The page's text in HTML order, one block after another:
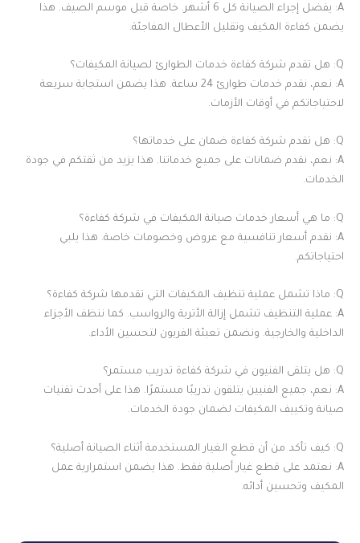
A: يفضل إجراء الصيانة كل 6 أشهر. خاصة قبل موسم الصيف. هذا
يضمن كفاءة المكيف وتقليل الأعطال المفاجئة.
Q: هل تقدم شركة كفاءة خدمات الطوارئ لصيانة المكيفات؟
A: نعم، نقدم خدمات طوارئ 24 ساعة. هذا يضمن استجابة سريعة
لاحتياجاتكم في أوقات الأزمات.
Q: هل تقدم شركة كفاءة ضمان على خدماتها؟
A: نعم، نقدم ضمانات على جميع خدماتنا. هذا يزيد من ثقتكم في جودة
الخدمات.
Q: ما هي أسعار خدمات صيانة المكيفات في شركة كفاءة؟
A: نقدم أسعار تنافسية مع عروض وخصومات خاصة. هذا يلبي
احتياجاتكم.
Q: ماذا تشمل عملية تنظيف المكيفات التي تقدمها شركة كفاءة؟
A: عملية التنظيف تشمل إزالة الأتربة والرواسب. كما ننظف الأجزاء
الداخلية والخارجية. ونضمن تعبئة الفريون لتحسين الأداء.
Q: هل يتلقى الفنيون في شركة كفاءة تدريب مستمر؟
A: نعم، جميع الفنيين يتلقون تدريبًا مستمرًا. هذا على أحدث تقنيات
صيانة وتكييف المكيفات لضمان جودة الخدمات.
Q: كيف تأكد من أن قطع الغيار المستخدمة أثناء الصيانة أصلية؟
A: نعتمد على قطع غيار أصلية فقط. هذا يضمن استمرارية عمل
المكيف وتحسين أدائه.